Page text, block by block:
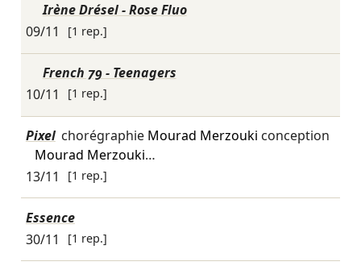
Irène Drésel - Rose Fluo
09/11
[1 rep.]
French 79 - Teenagers
10/11
[1 rep.]
Pixel chorégraphie Mourad Merzouki conception
Mourad Merzouki…
13/11
[1 rep.]
Essence
30/11
[1 rep.]